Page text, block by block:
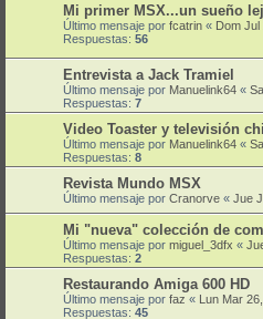
Mi primer MSX...un sueño
Último mensaje por fcatrin « Dom Jul
Respuestas: 56
Entrevista a Jack Tramiel
Último mensaje por Manuelink64 «
Respuestas: 7
Video Toaster y televisión
Último mensaje por Manuelink64 «
Respuestas: 8
Revista Mundo MSX
Último mensaje por Cranorve « Jue
Mi "nueva" colección de
Último mensaje por miguel_3dfx «
Respuestas: 2
Restaurando Amiga 600 HD
Último mensaje por faz « Lun Mar
Respuestas: 45